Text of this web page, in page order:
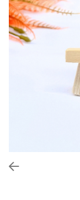
Friends
Fructe
Neon Collection
Tiny but Mighty